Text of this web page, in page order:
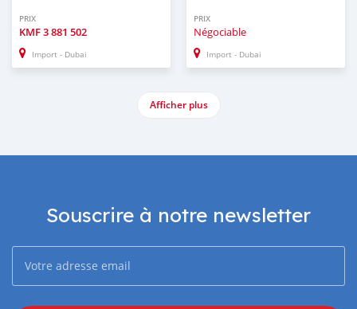
PRIX
KMF3 881 502
Import - Dubai
PRIX
Négociable
Import - Dubai
Afficher plus
Souscrire à notre newsletter